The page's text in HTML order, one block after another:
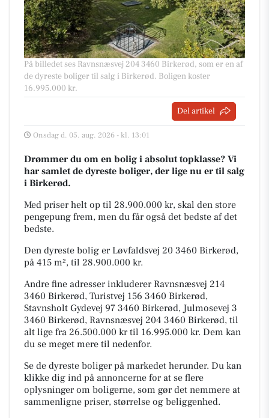
På billedet ses Ravnsnæsvej 204 3460 Birkerød, som er en af
de dyreste boliger til salg i Birkerød. Boligen koster
16.995.000 kr.
Del artikel
Onsdag d. 05. aug. 2026 - kl. 13:01
Drømmer du om en bolig i absolut topklasse? Vi
har samlet de dyreste boliger, der lige nu er til salg
i Birkerød.
Med priser helt op til 28.900.000 kr, skal den store
pengepung frem, men du får også det bedste af det
bedste.
Den dyreste bolig er Løvfaldsvej 20 3460 Birkerød,
på 415 m², til 28.900.000 kr.
Andre fine adresser inkluderer Ravnsnæsvej 214
3460 Birkerød, Turistvej 156 3460 Birkerød,
Stavnsholt Gydevej 97 3460 Birkerød, Julmosevej 3
3460 Birkerød, Ravnsnæsvej 204 3460 Birkerød, til
alt lige fra 26.500.000 kr til 16.995.000 kr. Dem kan
du se meget mere til nedenfor.
Se de dyreste boliger på markedet herunder. Du kan
klikke dig ind på annoncerne for at se flere
oplysninger om boligerne, som gør det nemmere at
sammenligne priser, størrelse og beliggenhed.